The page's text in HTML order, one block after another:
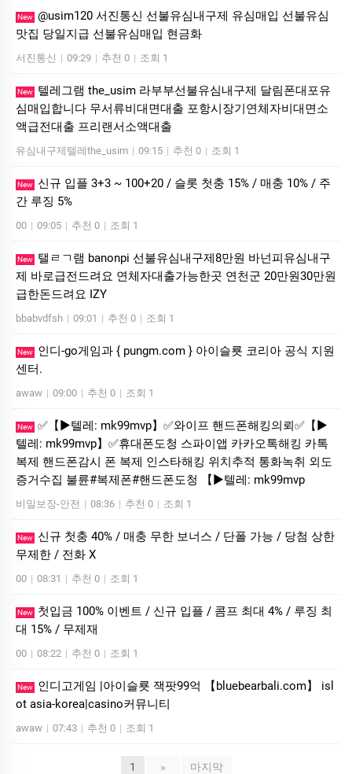
New @usim120 서진통신 선불유심내구제 유심매입 선불유심
맛집 당일지급 선불유심매입 현금화
서진통신 | 09:29 | 추천 0 | 조회 1
New
텔레그램 the_usim 라부부선불유심내구제 달림폰대포유
심매입합니다 무서류비대면대출 포항시장기연체자비대면소
액급전대출 프리랜서소액대출
유심내구제텔레the_usim | 09:15 | 추천 0 | 조회 1
New
신규 입플 3+3 ~ 100+20 / 슬롯 첫충 15% / 매충 10% / 주
간 루징 5%
00 | 09:05 | 추천 0 | 조회 1
New
탤ㄹㄱ램 banonpi 선불유심내구제8만원 바넌피유심내구
제 바로급전드려요 연체자대출가능한곳 연천군 20만원30만원
급한돈드려요 IZY
bbabvdfsh | 09:01 | 추천 0 | 조회 1
New
인디-go게임과 { pungm.com } 아이슬룟 코리아 공식 지원
센터.
awaw | 09:00 | 추천 0 | 조회 1
New ✅【▶텔레: mk99mvp】✅와이프 핸드폰해킹의뢰✅【▶
텔레: mk99mvp】✅휴대폰도청 스파이앱 카카오톡해킹 카톡
복제 핸드폰감시 폰 복제 인스타해킹 위치추적 통화녹취 외도
증거수집 불륜#복제폰#핸드폰도청 【▶텔레: mk99mvp
비밀보장-안전 | 08:36 | 추천 0 | 조회 1
New
신규 첫충 40% / 매충 무한 보너스 / 단폴 가능 / 당첨 상한
무제한 / 전화 X
00 | 08:31 | 추천 0 | 조회 1
New
첫입금 100% 이벤트 / 신규 입플 / 콤프 최대 4% / 루징 최
대 15% / 무제재
00 | 08:22 | 추천 0 | 조회 1
New
인디­고게임 |아이슬룟 잭­팟99억 【bluebearbali.com】 is­l
ot asia-korea|casino커뮤니티
awaw | 07:43 | 추천 0 | 조회 1
1 » 마지막